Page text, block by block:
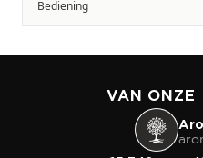
Bediening
VAN ONZE